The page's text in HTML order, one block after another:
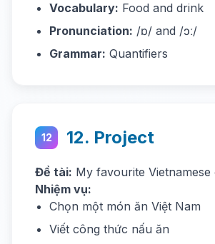
Vocabulary: Food and drink
Pronunciation: /ɒ/ and /ɔː/
Grammar: Quantifiers
12 12. Project
Đề tài: My favourite Vietnamese
Nhiệm vụ:
Chọn một món ăn Việt Nam
Viết công thức nấu ăn